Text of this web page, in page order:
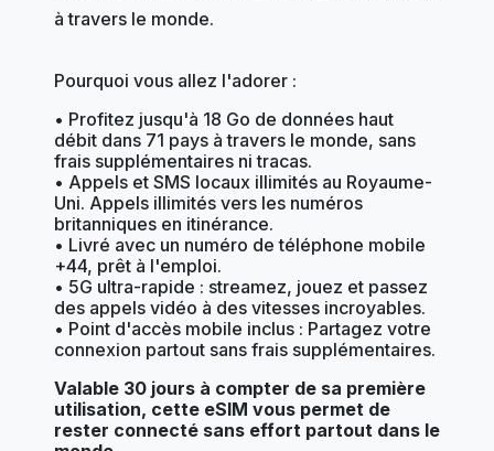
à travers le monde.
Pourquoi vous allez l'adorer :
• Profitez jusqu'à 18 Go de données haut
débit dans 71 pays à travers le monde, sans
frais supplémentaires ni tracas.
• Appels et SMS locaux illimités au Royaume-
Uni. Appels illimités vers les numéros
britanniques en itinérance.
• Livré avec un numéro de téléphone mobile
+44, prêt à l'emploi.
• 5G ultra-rapide : streamez, jouez et passez
des appels vidéo à des vitesses incroyables.
• Point d'accès mobile inclus : Partagez votre
connexion partout sans frais supplémentaires.
Valable 30 jours à compter de sa première
utilisation, cette eSIM vous permet de
rester connecté sans effort partout dans le